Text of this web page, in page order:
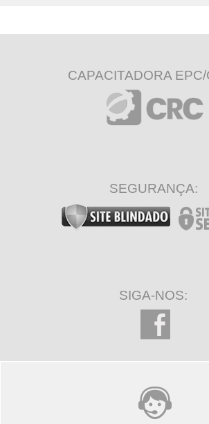
CAPACITADORA
SEGURANÇA:
SIGA-NOS: